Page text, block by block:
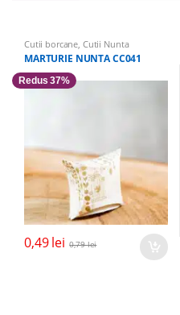
Cutii borcane, Cutii Nunta
MARTURIE NUNTA CC041
Redus 37%
0,49lei 0,79lei